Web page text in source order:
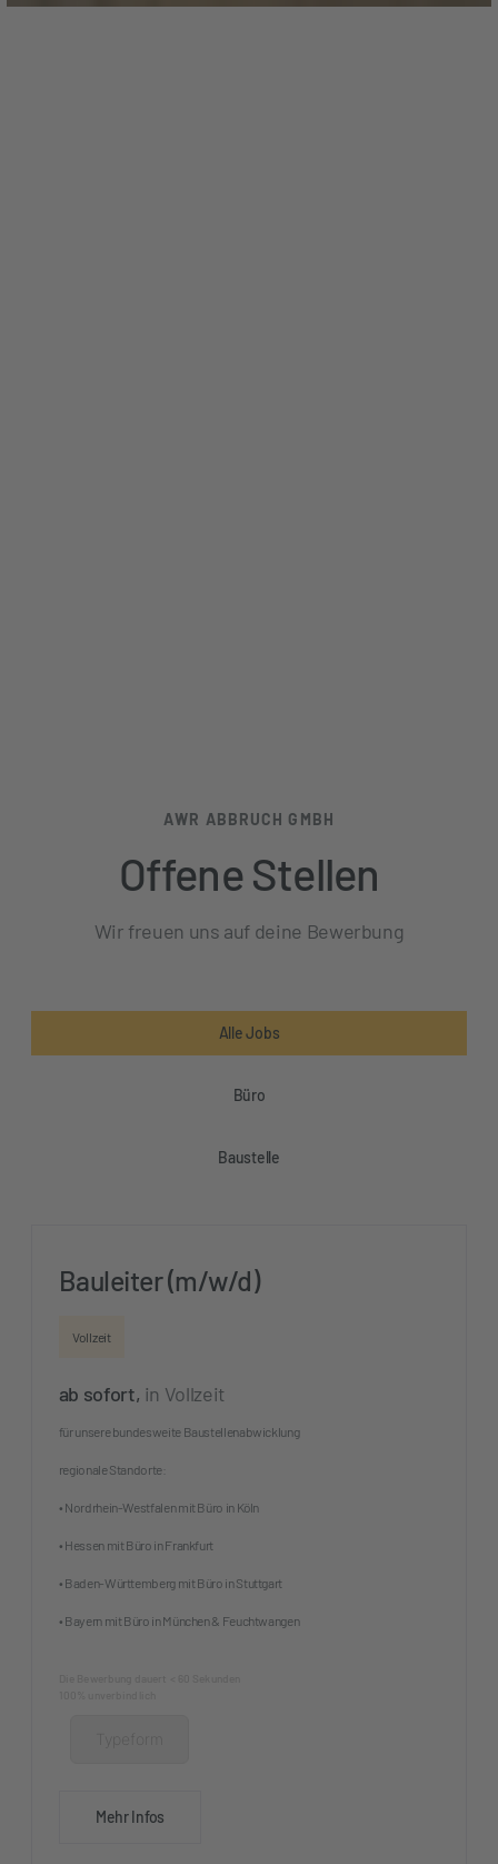
AWR ABBRUCH GMBH
Offene Stellen
Wir freuen uns auf deine Bewerbung
Alle Jobs
Büro
Baustelle
Bauleiter (m/w/d)
Vollzeit
ab sofort, in Vollzeit
für unsere bundesweite Baustellenabwicklung
regionale Standorte:
• Nordrhein-Westfalen mit Büro in Köln
• Hessen mit Büro in Frankfurt
• Baden-Württemberg mit Büro in Stuttgart
• Bayern mit Büro in München & Feuchtwangen
Mehr Infos